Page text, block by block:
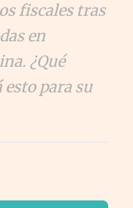
fiscales tras
en
¿Qué
para su